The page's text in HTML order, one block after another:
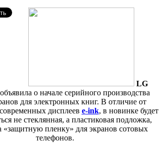
LG
объявила о начале серийного производства
для электронных книг. В отличие от
дисплеев e-ink, в новинке будет
не стеклянная, а пластиковая подложка,
«защитную пленку» для экранов сотовых
телефонов.